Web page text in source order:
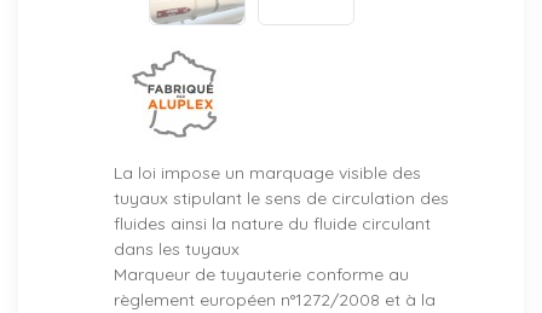
La loi impose un marquage visible des
tuyaux stipulant le sens de circulation des
fluides ainsi la nature du fluide circulant
dans les tuyaux
Marqueur de tuyauterie conforme au
règlement européen n°1272/2008 et à la